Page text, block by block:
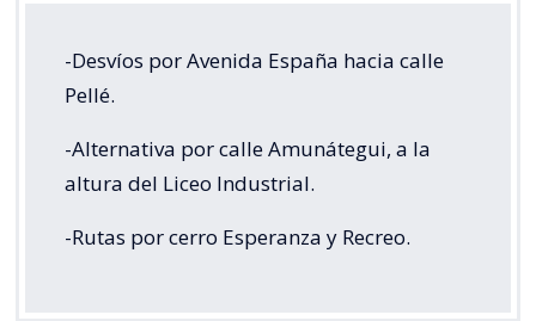
-Desvíos por Avenida España hacia calle
Pellé.
-Alternativa por calle Amunátegui, a la
altura del Liceo Industrial.
-Rutas por cerro Esperanza y Recreo.